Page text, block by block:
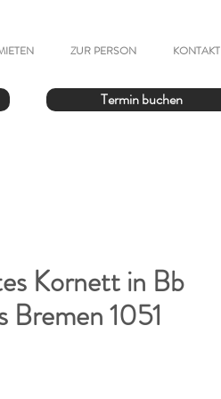
ZUR PERSON KONTAKT
Termin buchen
Kornett in Bb
Bremen 1051